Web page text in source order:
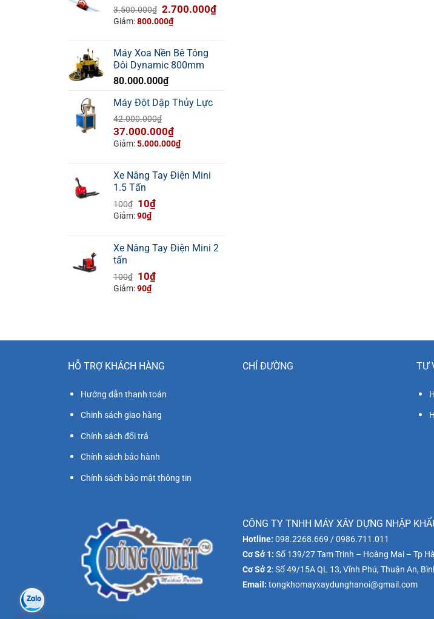
3.500.000₫ Giá
gốc
3.500.000₫.
2.700.000₫Giá
Giảm:800.000₫
Máy Xoa Nền Bê Tông
Đôi Dynamic 800mm
80.000.000₫
Máy Đột Dập Thủy Lực
42.000.000₫
Giá
gốc
42.000.000₫.
37.000.000₫Giá
hiện
là:
37.000.000₫.
Giảm:5.000.000₫
Xe Nâng Tay Điện Mini
1.5 Tấn
100₫ Giá
gốc
10₫Giá
10₫.
Giảm:90₫
Xe Nâng Tay Điện Mini 2
tấn
100₫ Giá
gốc
10₫Giá
Giảm:90₫
HỖ TRỢ KHÁCH HÀNG
Hướng dẫn thanh toán
Chinh sách giao hàng
Chính sách đổi trả
Chính sách bảo hành
Chính sách bảo mật thông tin
CHỈ ĐƯỜNG TƯ
CÔNG TY TNHH MÁY XÂY DỰNG NHẬP
Hotline: 098.2268.669 / 0986.711.011
Cơ Sở 1: Số 139/27 Tam Trinh – Hoàng Mai – Tp
Cơ Sở 2: Số 49/15A QL 13, Vĩnh Phú, Thuận An,
Email: tongkhomayxaydunghanoi@gmail.com